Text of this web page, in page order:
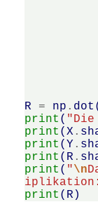
R
= np . dot
print ( "Die
print (X .
print (Y .
print ( R .
print ( "\n
print ( R )